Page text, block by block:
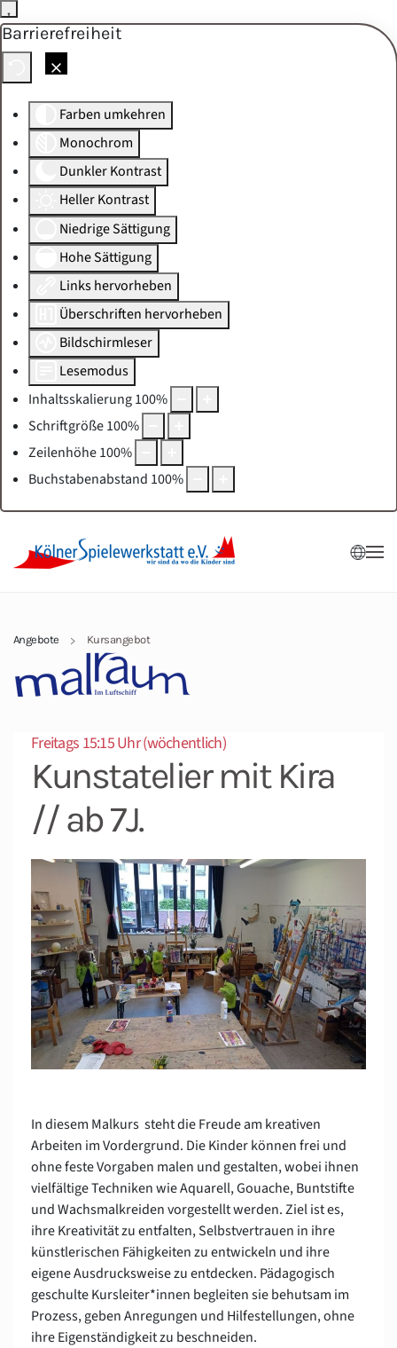
Barrierefreiheit
Farben umkehren
Monochrom
Dunkler Kontrast
Heller Kontrast
Niedrige Sättigung
Hohe Sättigung
Links hervorheben
Überschriften hervorheben
Bildschirmleser
Lesemodus
Inhaltsskalierung100%
Schriftgröße100%
Zeilenhöhe100%
Buchstabenabstand 100%
Skip to main content
Angebote Kursangebot
Freitags 15:15 Uhr (wöchentlich)
Kunstatelier mit Kira
// ab 7J.
In diesem Malkurs steht die Freude am kreativen
Arbeiten im Vordergrund. Die Kinder können frei und
ohne feste Vorgaben malen und gestalten, wobei ihnen
vielfältige Techniken wie Aquarell, Gouache, Buntstifte
und Wachsmalkreiden vorgestellt werden. Ziel ist es,
ihre Kreativität zu entfalten, Selbstvertrauen in ihre
künstlerischen Fähigkeiten zu entwickeln und ihre
eigene Ausdrucksweise zu entdecken. Pädagogisch
geschulte Kursleiter*innen begleiten sie behutsam im
Prozess, geben Anregungen und Hilfestellungen, ohne
ihre Eigenständigkeit zu beschneiden.